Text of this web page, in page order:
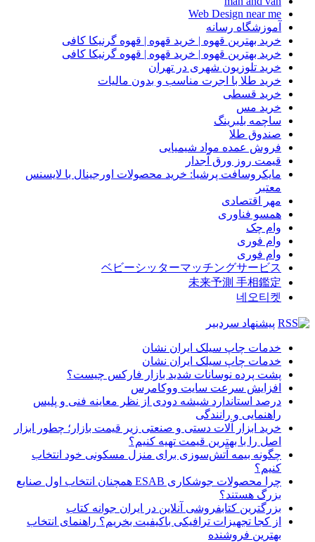
Web Design near me
آموزشگاه رسانه
خرید بهترین قهوه | خرید قهوه | قهوه گرنیکا کافی
خرید بهترین قهوه | خرید قهوه | قهوه گرنیکا کافی
خرید تلوزیون شهری در تهران
خرید طلا با اجرت مناسب و بدون مالیات
خرید قسطی
خرید مس
ساچمه بلبرینگ
صندوق طلا
فروش عمده مواد شیمیایی
قیمت روز ورق آجدار
مایکروسافت پرشیا: خرید محصولات اورجینال با لایسنس
معتبر
مهر اقتصادی
همسو فناوری
وام چک
وام فوری
وام فوری
ベビーシッターマッチングサービス
未来予測 手相鑑定
네오티켓
پیشنهاد سردبیر
خدمات چاپ سیلک ایران نشان
خدمات چاپ سیلک ایران نشان
پشت پرده نوسانات شدید بازار فارکس چیست؟
افزایش سرعت سایت ووکامرس
درصد استاندارد شیشه دودی از نظر معاینه فنی و پلیس
راهنمایی و رانندگی
خرید ابزار آلات دستی و صنعتی زیر قیمت بازار؛ چطور ابزار
اصل را با بهترین قیمت تهیه کنیم؟
چگونه بیمه آتش‌سوزی برای منزل مسکونی خود انتخاب
کنیم؟
چرا محصولات جوشکاری ESAB همچنان انتخاب اول صنایع
بزرگ هستند؟
بزرگترین کتابفروشی آنلاین در ایران جوانه کتاب
از کجا تجهیزات ترافیکی باکیفیت بخریم؟ راهنمای انتخاب
بهترین فروشنده